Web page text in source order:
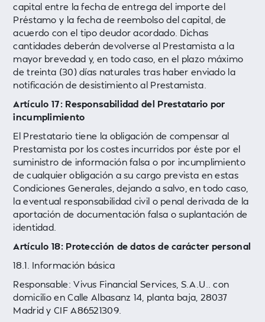
capital entre la fecha de entrega del importe del
Préstamo y la fecha de reembolso del capital, de
acuerdo con el tipo deudor acordado. Dichas
cantidades deberán devolverse al Prestamista a la
mayor brevedad y, en todo caso, en el plazo máximo
de treinta (30) días naturales tras haber enviado la
notificación de desistimiento al Prestamista.
Artículo 17: Responsabilidad del Prestatario por
incumplimiento
El Prestatario tiene la obligación de compensar al
Prestamista por los costes incurridos por éste por el
suministro de información falsa o por incumplimiento
de cualquier obligación a su cargo prevista en estas
Condiciones Generales, dejando a salvo, en todo caso,
la eventual responsabilidad civil o penal derivada de la
aportación de documentación falsa o suplantación de
identidad.
Artículo 18: Protección de datos de carácter personal
18.1. Información básica
Responsable: Vivus Financial Services, S.A.U.. con
domicilio en Calle Albasanz 14, planta baja, 28037
Madrid y CIF A86521309.